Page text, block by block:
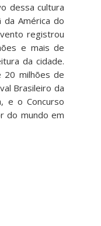
dessa cultura
América do
registrou
e mais de
da cidade.
20 milhões de
Brasileiro da
e o Concurso
do mundo em